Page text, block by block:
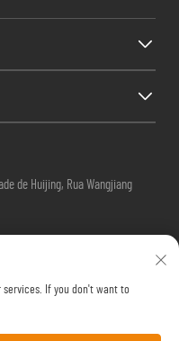
de Huijing, Rua Wangjiang
If you don't want to